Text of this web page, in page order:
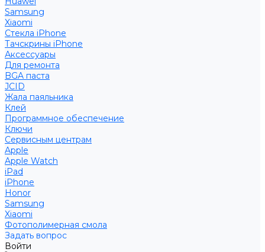
Samsung
Xiaomi
Стекла iPhone
Тачскрины iPhone
Аксессуары
Для ремонта
BGA паста
JCID
Жала паяльника
Клей
Программное обеспечение
Ключи
Сервисным центрам
Apple
Apple Watch
iPad
iPhone
Honor
Samsung
Xiaomi
Фотополимерная смола
Задать вопрос
Войти